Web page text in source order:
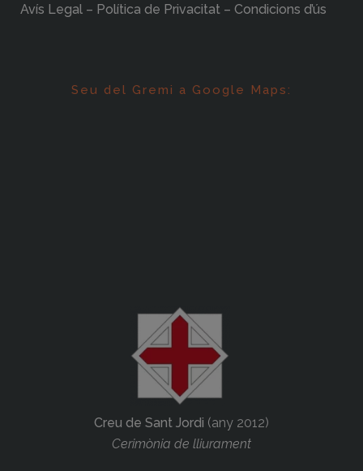
Avís Legal – Política de Privacitat – Condicions d’ús
Seu del Gremi a Google Maps:
Creu de Sant Jordi (any 2012)
Cerimònia de lliurament